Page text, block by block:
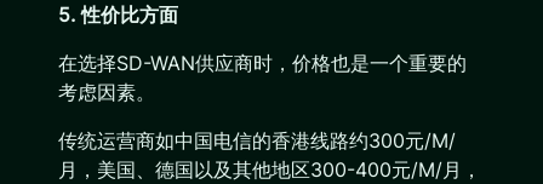
5. 性价比方面
在选择SD-WAN供应商时，价格也是一个重要的
考虑因素。
传统运营商如中国电信的香港线路约300元/M/
月，美国、德国以及其他地区300-400元/M/月，